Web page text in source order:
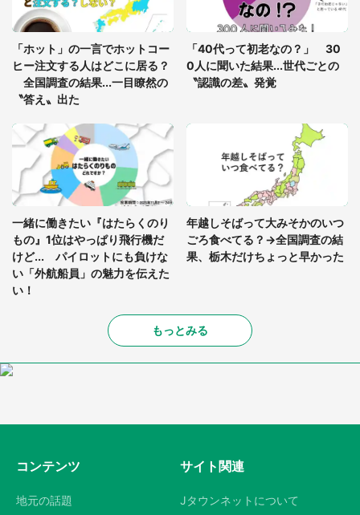
「修学旅行に途中参加する娘を送って行ったら、真
っ暗な道で遭難状態。なんとか見つけた民家に助け
を求めると、住人の男性が...」
「ホット」の一言でホットコー
ヒー注文する人はどこに居る？
全国調査の結果...一目瞭然の
〝答え〟出た
「40代って初老なの？」 30
0人に聞いた結果...世代ごとの
〝認識の差〟発覚
一緒に働きたい『はたらくのり
もの』1位はやっぱり飛行機だ
けど... パイロットにも負けな
い「外航船員」の魅力を伝えた
い！
年越しそばって大みそかのいつ
ごろ食べてる？→全国調査の結
果、栃木だけちょっと早かった
もっとみる
コンテンツ
地元の話題
サイト関連
Jタウンネットについて